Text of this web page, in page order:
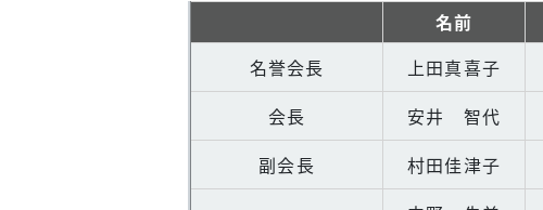
名前
名誉会長 上田真喜子
会長
安井 智代
副会長
村田佳津子